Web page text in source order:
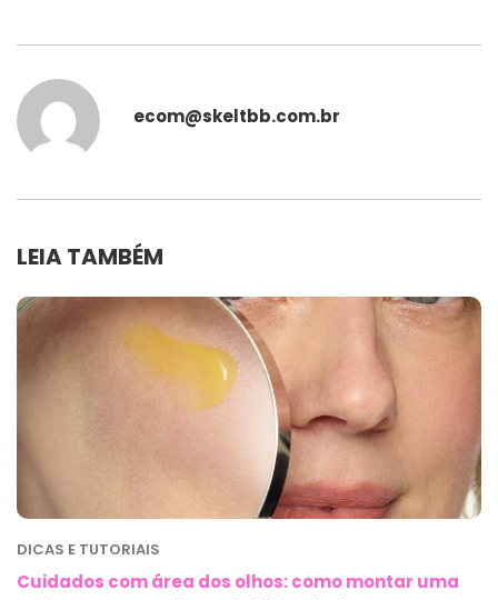
ecom@skeltbb.com.br
LEIA TAMBÉM
DICAS E TUTORIAIS
Cuidados com área dos olhos: como montar uma